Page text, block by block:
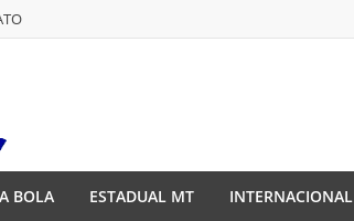
BOLA ESTADUAL MT INTERNACIONAL